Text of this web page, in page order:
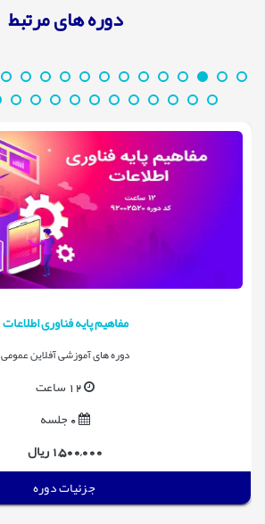
دوره های مرتبط
مفاهیم پایه فناوری اطلاعات
دوره های آموزشی آفلاین عمومی
12 ساعت
1,500,000 ریال
جزئیات دوره